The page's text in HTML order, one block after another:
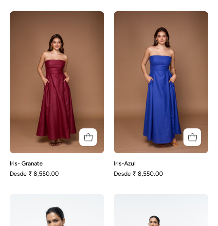
Iris- Granate
Desde ₹ 8,550.00
Azul
Iris-Azul
Desde ₹ 8,550.00
-
Beige